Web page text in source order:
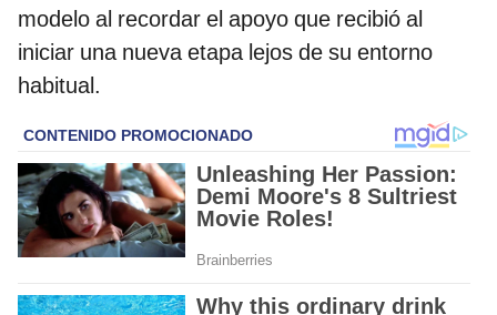
modelo al recordar el apoyo que recibió al
iniciar una nueva etapa lejos de su entorno
habitual.